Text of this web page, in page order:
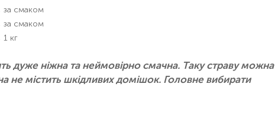
за смаком
за смаком
1 кг
дуже ніжна та неймовірно смачна. Таку страву можна
не містить шкідливих домішок. Головне вибирати